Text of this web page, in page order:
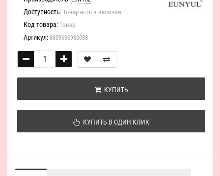
Доступность: Товар есть в наличии
Код товара: Тонер
Артикул: 8809696980038
КУПИТЬ
КУПИТЬ В ОДИН КЛИК